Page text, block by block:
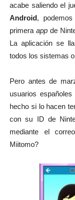
acabe saliendo el
Android,
primera app de
La aplicación se
todos los sistemas
Pero antes de
usuarios
hecho si lo hacen
con su ID de
mediante el
Miitomo?